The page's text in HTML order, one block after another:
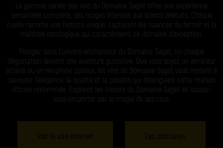
La gamme variée des vins du Domaine Saget offre une expérience
sensorielle complète, des rouges intenses aux blancs délicats. Chaque
cuvée raconte une histoire unique, capturant les nuances du terroir et la
maîtrise œnologique qui caractérisent ce domaine d’exception.
Plongez dans l’univers enchanteur du Domaine Saget, où chaque
dégustation devient une aventure gustative. Que vous soyez un amateur
éclairé ou un néophyte curieux, les vins du Domaine Saget vous invitent à
savourer l’élégance, la qualité et la passion qui distinguent cette maison
viticole renommée. Explorez les trésors du Domaine Saget et laissez-
vous emporter par la magie de ses crus.